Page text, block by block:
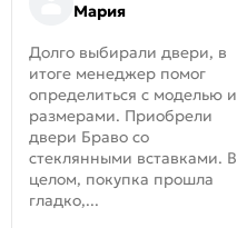
Мария
Долго выбирали двери, в
итоге менеджер помог
определиться с моделью и
размерами. Приобрели
двери Браво со
стеклянными вставками. В
целом, покупка прошла
гладко,...